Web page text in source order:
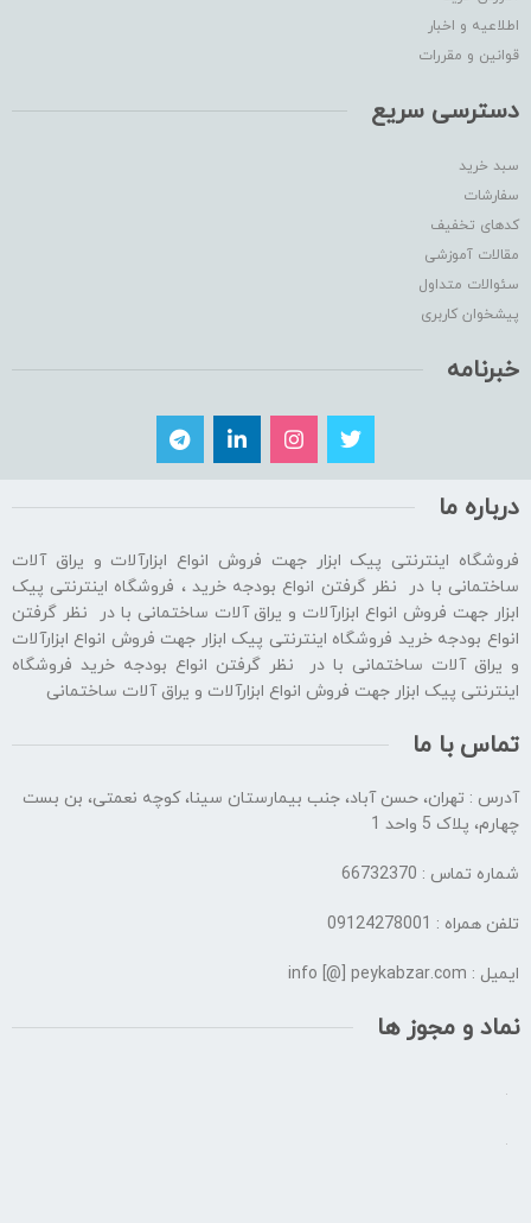
اطلاعیه و اخبار
قوانین و مقررات
دسترسی سریع
سبد خرید
سفارشات
کدهای تخفیف
مقالات آموزشی
سئوالات متداول
پیشخوان کاربری
خبرنامه
درباره ما
فروشگاه اینترنتی پیک ابزار جهت فروش انواع ابزارآلات و یراق آلات
ساختمانی با در نظر گرفتن انواع بودجه خرید ، فروشگاه اینترنتی پیک
ابزار جهت فروش انواع ابزارآلات و یراق آلات ساختمانی با در نظر گرفتن
انواع بودجه خرید فروشگاه اینترنتی پیک ابزار جهت فروش انواع ابزارآلات
و یراق آلات ساختمانی با در نظر گرفتن انواع بودجه خرید فروشگاه
اینترنتی پیک ابزار جهت فروش انواع ابزارآلات و یراق آلات ساختمانی
تماس با ما
آدرس : تهران، حسن آباد، جنب بیمارستان سینا، کوچه نعمتی، بن بست
چهارم، پلاک 5 واحد 1
شماره تماس : 66732370
تلفن همراه : 09124278001
ایمیل : info [@] peykabzar.com
نماد و مجوز ها